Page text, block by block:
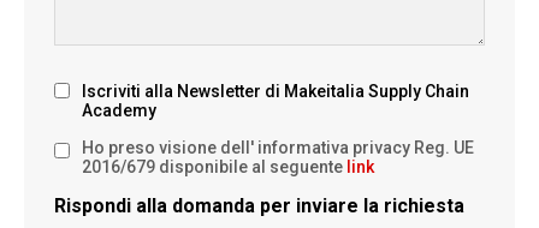
Iscriviti alla Newsletter di Makeitalia Supply Chain
Academy
Ho preso visione dell' informativa privacy Reg. UE
2016/679 disponibile al seguente link
Rispondi alla domanda per inviare la richiesta